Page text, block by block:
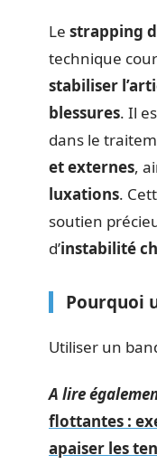
Le strapping
technique
stabiliser
blessures. Il
dans le
et externes,
luxations.
soutien
d’instabilité
Pourquoi
Utiliser un
A lire
flottantes :
apaiser les